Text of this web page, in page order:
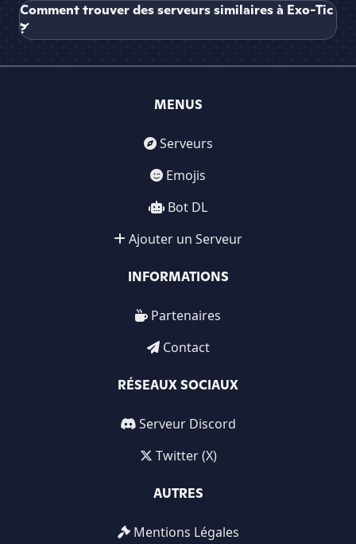
Comment trouver des serveurs similaires à Exo-Tic
?
MENUS
Serveurs
Emojis
Bot DL
Ajouter un Serveur
INFORMATIONS
Partenaires
Contact
RÉSEAUX SOCIAUX
Serveur Discord
Twitter (X)
AUTRES
Mentions Légales